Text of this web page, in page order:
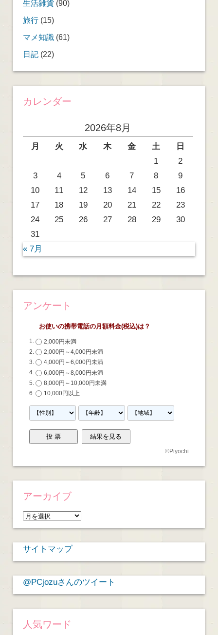
生活雑貨(90)
旅行(15)
マメ知識(61)
日記(22)
カレンダー
2026年8月
月 火 水 木 金 土
日
1
2
3
4 5 6 7 8
9
10
11 12 13 14 15
16
17
18 19 20 21 22
23
24
25 26 27 28 29
30
31
« 7月
アンケート
お使いの携帯電話の月額料金(税込)は？
2,000円未満
2,000円～4,000円未満
4,000円～6,000円未満
6,000円～8,000円未満
8,000円～10,000円未満
10,000円以上
©Piyochi
アーカイブ
ア
ー
カ
イ
サイトマップ
@PCjozuさんのツイート
人気ワード